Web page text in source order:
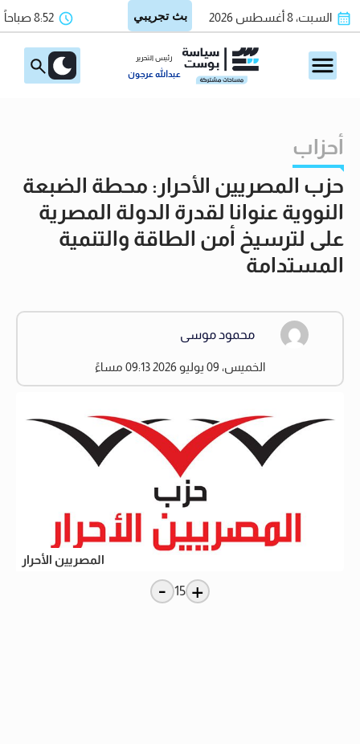
السبت، 8 أغسطس 2026 8:52 صباحاً
رئيس التحرير
عبدالله عرجون
أحزاب
حزب المصريين الأحرار: محطة الضبعة
النووية عنوانا لقدرة الدولة المصرية
على لترسيخ أمن الطاقة والتنمية
المستدامة
محمود موسى
الخميس، 09 يوليو 2026 09:13 مساءً
المصريين الأحرار
+
15
-